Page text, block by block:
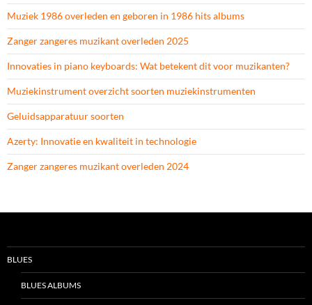
Muziek 1986 overleden en geboren in 1986 hits albums
Zanger zangeres muzikant overleden 2025
Innovaties in piano keyboards: Wat betekent dit voor muzikanten?
Muziekinstrument overzicht soorten muziekinstrumenten
Geluidsapparatuur soorten
Azerty: Innovatie en kwaliteit in technologie
Zanger zangeres muzikant overleden 2024
BLUES
BLUES ALBUMS